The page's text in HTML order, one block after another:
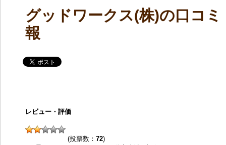
グッドワークス(株)の口コミ
報
レビュー・評価
(投票数： 72)